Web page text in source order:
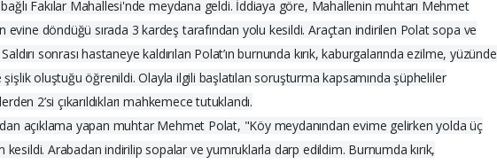
Fakılar Mahallesi'nde meydana geldi. İddiaya göre, Mahallenin muhtarı Mehmet
evine döndüğü sırada 3 kardeş tarafından yolu kesildi. Araçtan indirilen Polat sopa ve
sonrası hastaneye kaldırılan Polat’ın burnunda kırık, kaburgalarında ezilme, yüzünde
oluştuğu öğrenildi. Olayla ilgili başlatılan soruşturma kapsamında şüpheliler
2’si çıkarıldıkları mahkemece tutuklandı.
açıklama yapan muhtar Mehmet Polat, "Köy meydanından evime gelirken yolda üç
kesildi. Arabadan indirilip sopalar ve yumruklarla darp edildim. Burnumda kırık,